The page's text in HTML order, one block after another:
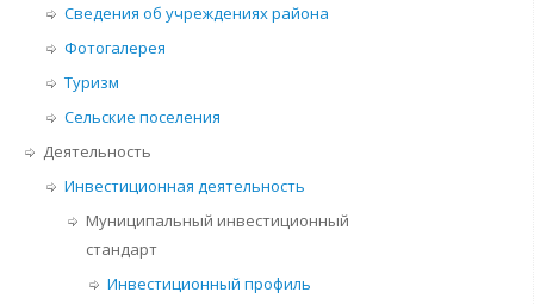
Сведения об учреждениях района
Фотогалерея
Туризм
Сельские поселения
Деятельность
Инвестиционная деятельность
Муниципальный инвестиционный
стандарт
Инвестиционный профиль